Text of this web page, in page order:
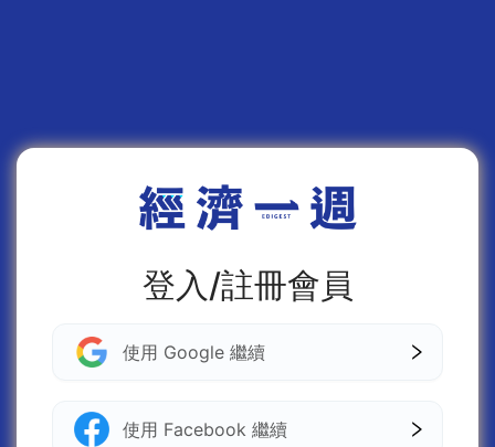
登入/註冊會員
使用 Google 繼續
使用 Facebook 繼續